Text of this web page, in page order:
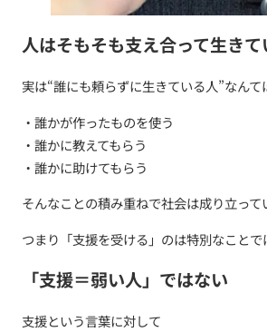
学校、仕事、人間関係。
支援を受ける